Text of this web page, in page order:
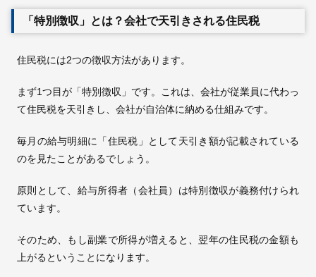
「特別徴収」とは？会社で天引きされる住民税
住民税には2つの徴収方法があります。
まず1つ目が「特別徴収」です。これは、会社が従業員に代わっ
て住民税を天引きし、会社が自治体に納める仕組みです。
毎月の給与明細に「住民税」として天引き額が記載されている
のを見たことがあるでしょう。
原則として、給与所得者（会社員）は特別徴収が義務付けられ
ています。
そのため、もし副業で所得が増えると、翌年の住民税の金額も
上がるということになります。